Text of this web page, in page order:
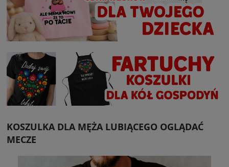
KOSZULKA DLA MĘŻA LUBIĄCEGO OGLĄDAĆ
MECZE